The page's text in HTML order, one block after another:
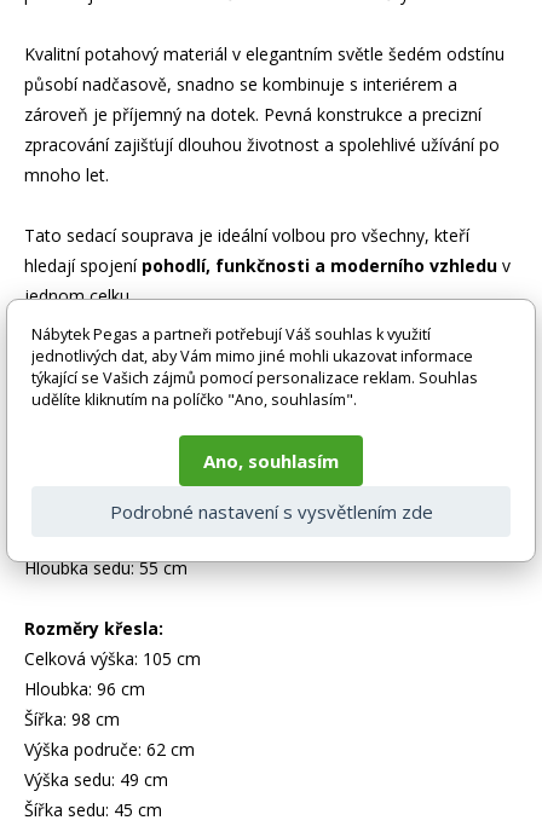
Kvalitní potahový materiál v elegantním světle šedém odstínu
působí nadčasově, snadno se kombinuje s interiérem a
zároveň je příjemný na dotek. Pevná konstrukce a precizní
zpracování zajišťují dlouhou životnost a spolehlivé užívání po
mnoho let.
Tato sedací souprava je ideální volbou pro všechny, kteří
hledají spojení pohodlí, funkčnosti a moderního vzhledu v
jednom celku.
Rozměry trojsedu:
Celková výška: 105 cm
Výška područe: 62 cm
Výška sedu: 49 cm
Hloubka sedu: 55 cm
Rozměry křesla:
Celková výška: 105 cm
Hloubka: 96 cm
Šířka: 98 cm
Výška područe: 62 cm
Výška sedu: 49 cm
Šířka sedu: 45 cm
Nábytek Pegas a partneři potřebují Váš souhlas k využití
jednotlivých dat, aby Vám mimo jiné mohli ukazovat informace
týkající se Vašich zájmů pomocí personalizace reklam. Souhlas
udělíte kliknutím na políčko "Ano, souhlasím".
Ano, souhlasím
Podrobné nastavení s vysvětlením zde